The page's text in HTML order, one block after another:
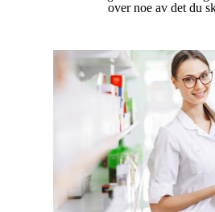
over noe av det du